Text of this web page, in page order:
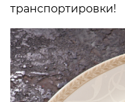
транспортировки!